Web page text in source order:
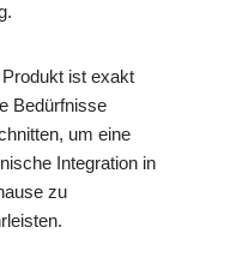
ist exakt
Bedürfnisse
um eine
Integration in
zu